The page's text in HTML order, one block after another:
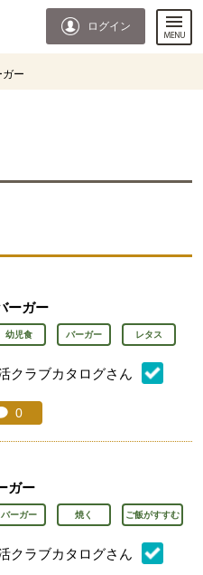
ログイン
ガー
ーガー
幼児食 バーガー レタス
クラブカタログさん
り登録：
録
コメント：
0
ガー
バーガー 焼く ご飯がすすむ
クラブカタログさん